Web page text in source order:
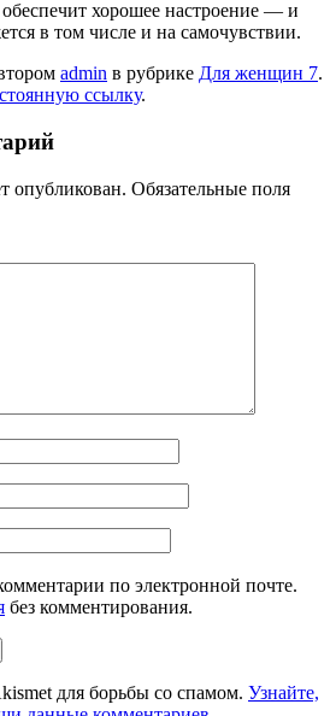
хорошее настроение — и
в том числе и на самочувствии.
admin в рубрике Для женщин 7.
ссылку.
опубликован. Обязательные поля
по электронной почте.
без комментирования.
для борьбы со спамом. Узнайте,